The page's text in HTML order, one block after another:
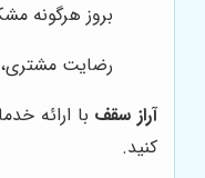
بروز هرگونه
رضایت مشتری،
آراز سقف با ارائه
کنید.